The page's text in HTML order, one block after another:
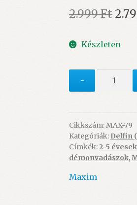
2.999Ft
was:
Készleten
-
–
A
(hivatalos
Netflix-
Cikkszám:MAX-79
Kategóriák: Delfin
Címkék:2-5
démonvadászok,
Maxim